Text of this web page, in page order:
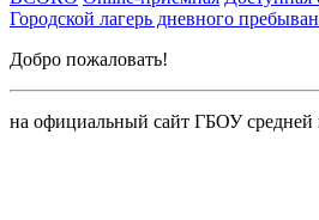
Городской лагерь дневного
Добро пожаловать!
на официальный сайт ГБОУ